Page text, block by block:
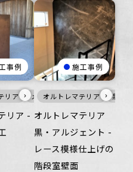
家具・什器
事例
リア メタル 家具・什器
›
リア -
施工事例
オルトレマテリア 黒
›
オルトレマテリア
黒・アルジェント -
レース模様仕上げの
階段室壁面